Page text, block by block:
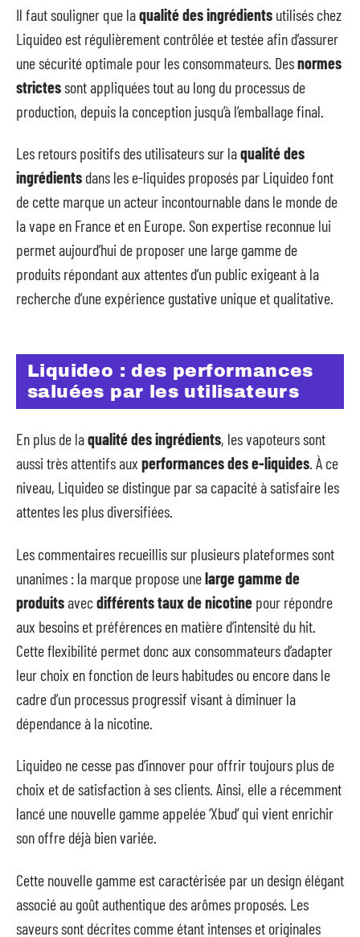
Il faut souligner que laqualité des ingrédients utilisés chez
Liquideo est régulièrement contrôlée et testée afin d’assurer
une sécurité optimale pour les consommateurs. Desnormes
strictessont appliquées tout au long du processus de
production, depuis la conception jusqu’à l’emballage final.
Les retours positifs des utilisateurs sur laqualité des
ingrédients dans les e-liquides proposés par Liquideo font
de cette marque un acteur incontournable dans le monde de
la vape en France et en Europe. Son expertise reconnue lui
permet aujourd’hui de proposer une large gamme de
produits répondant aux attentes d’un public exigeant à la
recherche d’une expérience gustative unique et qualitative.
Liquideo : des performances
saluées par les utilisateurs
En plus de laqualité des ingrédients, les vapoteurs sont
aussi très attentifs aux performances des e-liquides. À ce
niveau, Liquideo se distingue par sa capacité à satisfaire les
attentes les plus diversifiées.
Les commentaires recueillis sur plusieurs plateformes sont
unanimes : la marque propose unelarge gamme de
produitsavecdifférents taux de nicotine pour répondre
aux besoins et préférences en matière d’intensité du hit.
Cette flexibilité permet donc aux consommateurs d’adapter
leur choix en fonction de leurs habitudes ou encore dans le
cadre d’un processus progressif visant à diminuer la
dépendance à la nicotine.
Liquideo ne cesse pas d’innover pour offrir toujours plus de
choix et de satisfaction à ses clients. Ainsi, elle a récemment
lancé une nouvelle gamme appelée ‘Xbud’ qui vient enrichir
son offre déjà bien variée.
Cette nouvelle gamme est caractérisée par un design élégant
associé au goût authentique des arômes proposés. Les
saveurs sont décrites comme étant intenses et originales